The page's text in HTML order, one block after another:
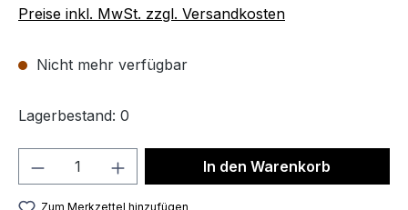
Preise inkl. MwSt. zzgl. Versandkosten
Nicht mehr verfügbar
Lagerbestand: 0
Produkt Anzahl: Gib denIn den Warenkorb
Zum Merkzettel hinzufügen